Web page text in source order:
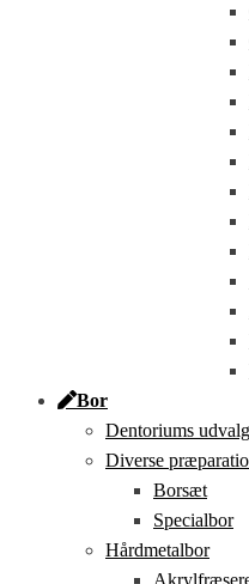
Bor
Dentoriums
Diverse
Borsæt
Specialbor
Hårdmetalbor